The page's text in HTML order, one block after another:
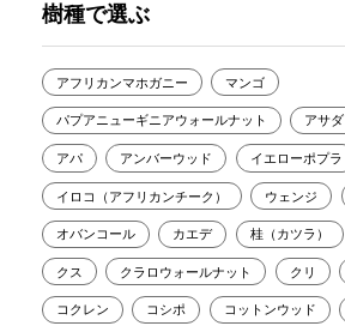
樹種で選ぶ
アフリカンマホガニー マンゴ
パプアニューギニアウォールナット アサダ
アパ アンバーウッド イエローポプラ
イロコ（アフリカンチーク） ウェンジ
オバンコール カエデ 桂（カツラ）
クス クラロウォールナット クリ
コクレン コシポ コットンウッド